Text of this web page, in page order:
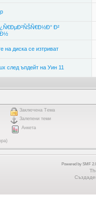
Ð²
на диска се изтриват
след ъпдейт на Уин 11
Заключена Тема
Залепени теми
Анкета
Powered by SMF